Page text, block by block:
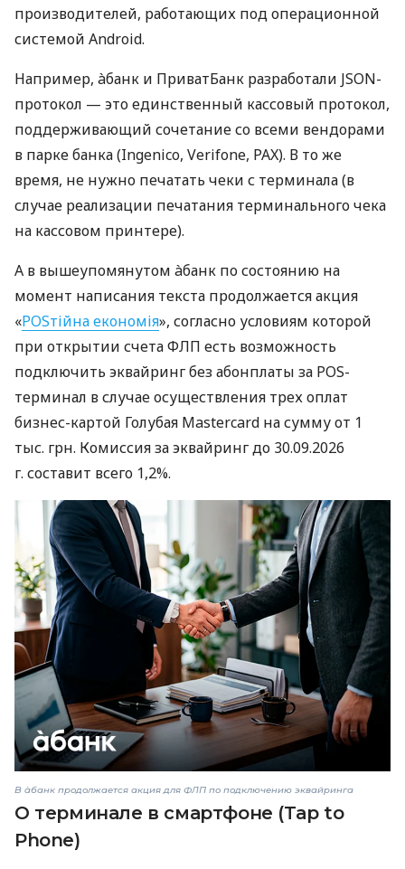
производителей, работающих под операционной
системой Android.
Например, àбанк и ПриватБанк разработали JSON-
протокол — это единственный кассовый протокол,
поддерживающий сочетание со всеми вендорами
в парке банка (Ingenico, Verifone, PAX). В то же
время, не нужно печатать чеки с терминала (в
случае реализации печатания терминального чека
на кассовом принтере).
А в вышеупомянутом àбанк по состоянию на
момент написания текста продолжается акция
«POSтійна економія», согласно условиям которой
при открытии счета ФЛП есть возможность
подключить эквайринг без абонплаты за POS-
терминал в случае осуществления трех оплат
бизнес-картой Голубая Mastercard на сумму от 1
тыс. грн. Комиссия за эквайринг до 30.09.2026
г. составит всего 1,2%.
В àбанк продолжается акция для ФЛП по подключению эквайринга
О терминале в смартфоне (Tap to
Phone)